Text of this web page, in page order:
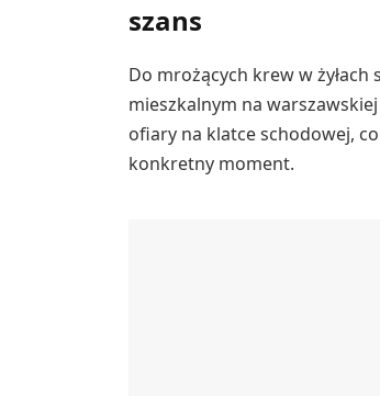
szans
Do mrożących krew w żyłach
mieszkalnym na warszawskiej
ofiary na klatce schodowej,
konkretny moment.